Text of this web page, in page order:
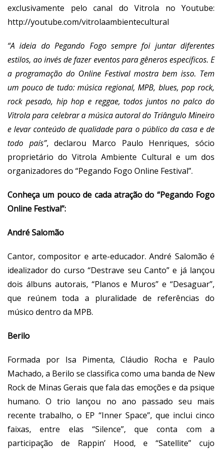
exclusivamente pelo canal do Vitrola no Youtube:
http://youtube.com/vitrolaambientecultural
“A ideia do Pegando Fogo sempre foi juntar diferentes
estilos, ao invés de fazer eventos para gêneros específicos. E
a programação do Online Festival mostra bem isso. Tem
um pouco de tudo: música regional, MPB, blues, pop rock,
rock pesado, hip hop e reggae, todos juntos no palco do
Vitrola para celebrar a música autoral do Triângulo Mineiro
e levar conteúdo de qualidade para o público da casa e de
todo país”, declarou Marco Paulo Henriques, sócio
proprietário do Vitrola Ambiente Cultural e um dos
organizadores do “Pegando Fogo Online Festival”.
Conheça um pouco de cada atração do “Pegando Fogo
Online Festival”:
André Salomão
Cantor, compositor e arte-educador.André Salomão é
idealizador do curso “Destrave seu Canto” e já lançou
dois álbuns autorais, “Planos e Muros” e “Desaguar”,
que reúnem toda a pluralidade de referências do
músico dentro da MPB.
Berilo
Formada por Isa Pimenta, Cláudio Rocha e Paulo
Machado, a Berilo se classifica como uma banda de New
Rock de Minas Gerais que fala das emoções e da psique
humano. O trio lançou no ano passado seu mais
recente trabalho, o EP “Inner Space”, que inclui cinco
faixas, entre elas “Silence”, que conta com a
participação de Rappin’ Hood, e “Satellite” cujo